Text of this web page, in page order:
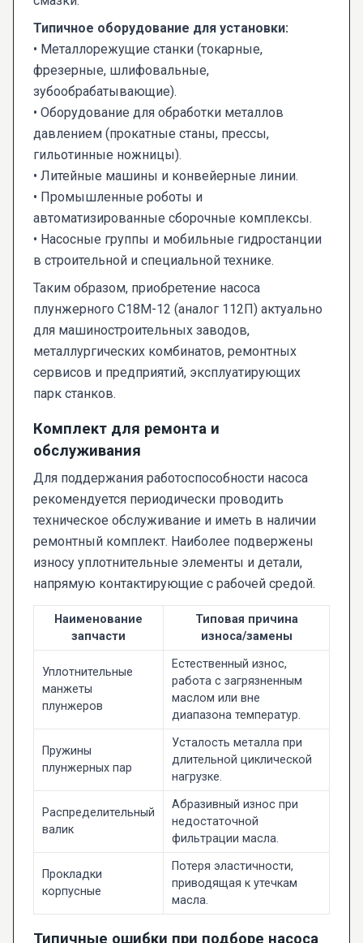
Типичное оборудование для установки:
• Металлорежущие станки (токарные,
фрезерные, шлифовальные,
зубообрабатывающие).
• Оборудование для обработки металлов
давлением (прокатные станы, прессы,
гильотинные ножницы).
• Литейные машины и конвейерные линии.
• Промышленные роботы и
автоматизированные сборочные комплексы.
• Насосные группы и мобильные гидростанции
в строительной и специальной технике.
Таким образом, приобретение насоса
плунжерного С18М-12 (аналог 112П) актуально
для машиностроительных заводов,
металлургических комбинатов, ремонтных
сервисов и предприятий, эксплуатирующих
парк станков.
Комплект для ремонта и
обслуживания
Для поддержания работоспособности насоса
рекомендуется периодически проводить
техническое обслуживание и иметь в наличии
ремонтный комплект. Наиболее подвержены
износу уплотнительные элементы и детали,
напрямую контактирующие с рабочей средой.
Наименование
запчасти
Типовая причина
износа/замены
Уплотнительные
манжеты
плунжеров
Естественный износ,
работа с загрязненным
маслом или вне
диапазона температур.
Пружины
плунжерных пар
Усталость металла при
длительной циклической
нагрузке.
Распределительный
валик
Абразивный износ при
недостаточной
фильтрации масла.
Прокладки
корпусные
Потеря эластичности,
приводящая к утечкам
масла.
Типичные ошибки при подборе насоса